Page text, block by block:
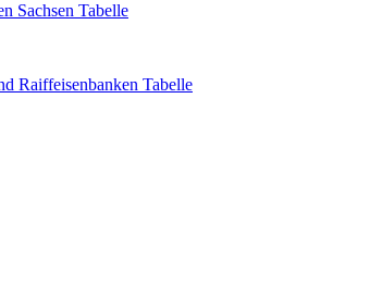
Sachsen Tabelle
Raiffeisenbanken Tabelle